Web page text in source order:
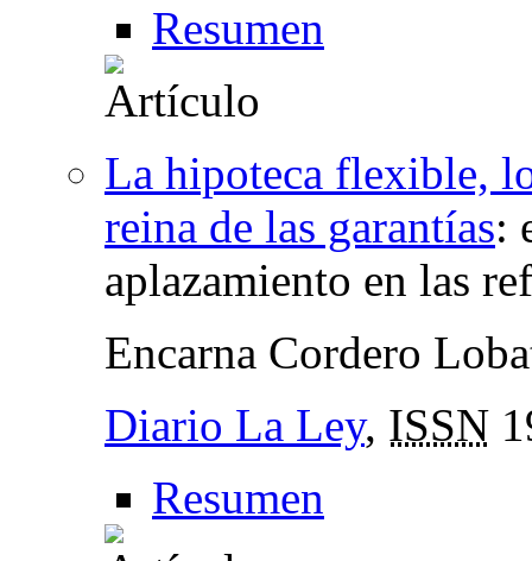
Resumen
La hipoteca flexible,
reina de las garantías:
aplazamiento en las
Encarna Cordero
Diario La Ley, ISSN
Resumen